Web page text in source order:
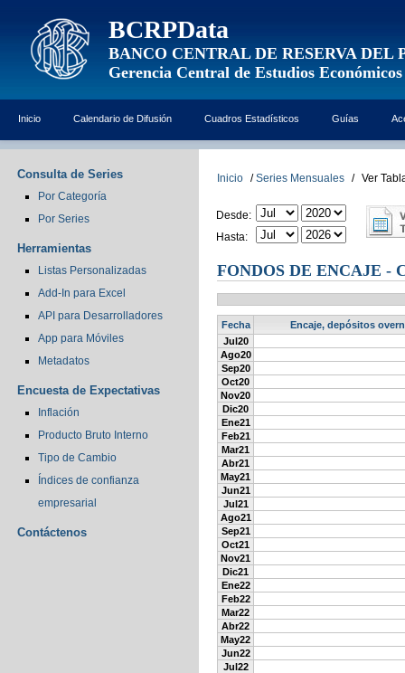
BCRPData
BANCO CENTRAL DE RESERVA DEL
Gerencia Central de Estudios Económicos
Inicio Calendario de Difusión Cuadros Estadísticos Guías
Consulta de Series
Por Categoría
Por Series
Herramientas
Listas Personalizadas
Add-In para Excel
API para Desarrolladores
App para Móviles
Metadatos
Encuesta de Expectativas
Inflación
Producto Bruto Interno
Tipo de Cambio
Índices de confianza
empresarial
Contáctenos
Inicio / Series Mensuales / Ver
Desde:
Hasta:
FONDOS DE ENCAJE -
Fecha
Encaje, depósitos
Jul20
Ago20
Sep20
Oct20
Nov20
Dic20
Ene21
Feb21
Mar21
Abr21
May21
Jun21
Jul21
Ago21
Sep21
Oct21
Nov21
Dic21
Ene22
Feb22
Mar22
Abr22
May22
Jun22
Jul22